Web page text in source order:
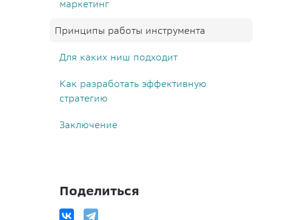
маркетинг
Принципы работы инструмента
Для каких ниш подходит
Как разработать эффективную
стратегию
Заключение
Поделиться